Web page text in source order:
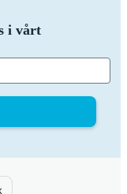
i vårt